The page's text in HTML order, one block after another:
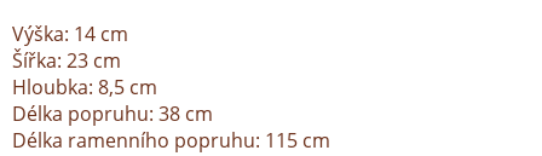
Výška: 14 cm
Šířka: 23 cm
Hloubka: 8,5 cm
Délka popruhu: 38 cm
Délka ramenního popruhu: 115 cm